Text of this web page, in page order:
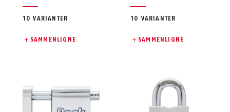
10 VARIANTER
SAMMENLIGNE
10 VARIANTER
SAMMENLIGNE